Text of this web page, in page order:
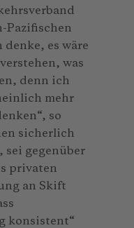
Pazifischen
denke, es wäre
was
denn ich
mehr
so
sicherlich
sei gegenüber
privaten
an Skift
konsistent“